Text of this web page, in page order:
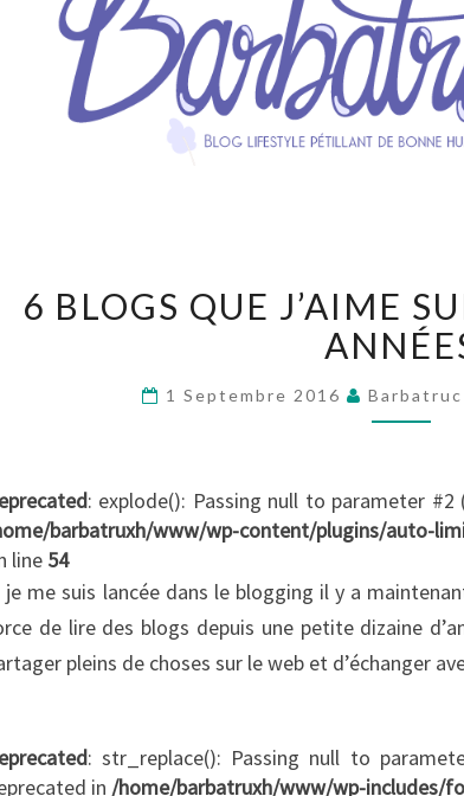
BLOGS
QUE
6 BLOGS QUE J’AIME
1 Septembre 2016 Barbatruc
: explode(): Passing null to parameter
barbatruxh/www/wp-content/plugins/auto-
line 54
je me suis lancée dans le blogging il y a
de lire des blogs depuis une petite dizaine
pleins de choses sur le web et d’échanger
: str_replace(): Passing null to
in /home/barbatruxh/www/wp-includes/